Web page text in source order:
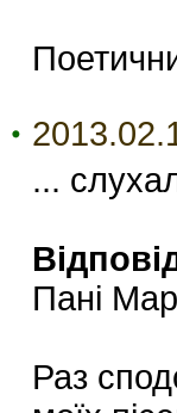
...
Пані
Раз